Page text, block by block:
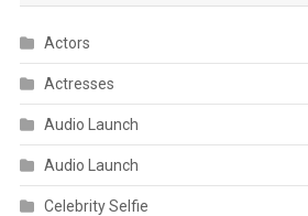
Actors
Actresses
Audio Launch
Audio Launch
Celebrity Selfie